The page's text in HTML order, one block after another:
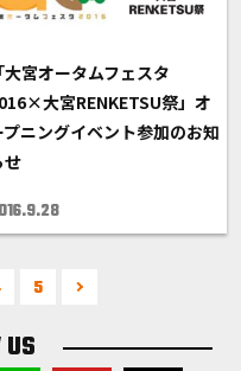
「大宮オータムフェスタ
大宮RENKETSU祭」オ
プニングイベント参加のお知
せ
5